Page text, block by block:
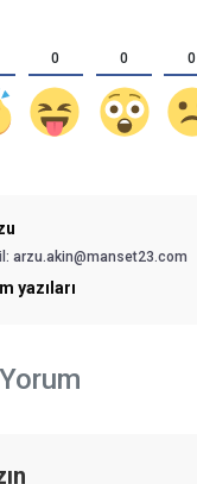
0 0 0
arzu.akin@manset23.com
yazıları